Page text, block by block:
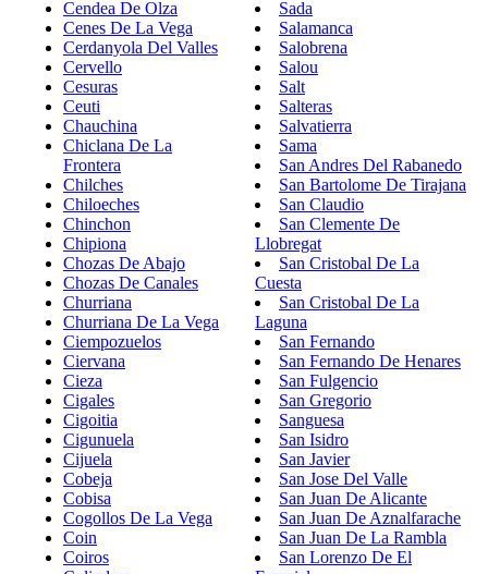
Cendea De Olza
Cenes De La Vega
Cerdanyola Del Valles
Cervello
Cesuras
Ceuti
Chauchina
Chiclana De La
Frontera
Chilches
Chiloeches
Chinchon
Chipiona
Chozas De Abajo
Chozas De Canales
Churriana
Churriana De La Vega
Ciempozuelos
Ciervana
Cieza
Cigales
Cigoitia
Cigunuela
Cijuela
Cobeja
Cobisa
Cogollos De La Vega
Coin
Coiros
Sada
Salamanca
Salobrena
Salou
Salt
Salteras
Salvatierra
Sama
San Andres Del Rabanedo
San Bartolome De Tirajana
San Claudio
San Clemente De
Llobregat
San Cristobal De La
Cuesta
San Cristobal De La
Laguna
San Fernando
San Fernando De Henares
San Fulgencio
San Gregorio
Sanguesa
San Isidro
San Javier
San Jose Del Valle
San Juan De Alicante
San Juan De Aznalfarache
San Juan De La Rambla
San Lorenzo De El